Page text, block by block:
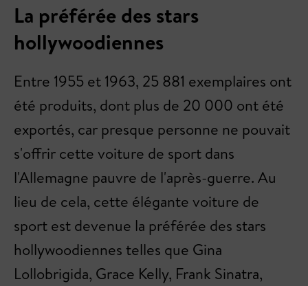
La préférée des stars
hollywoodiennes
Entre 1955 et 1963, 25 881 exemplaires ont
été produits, dont plus de 20 000 ont été
exportés, car presque personne ne pouvait
s'offrir cette voiture de sport dans
l'Allemagne pauvre de l'après-guerre. Au
lieu de cela, cette élégante voiture de
sport est devenue la préférée des stars
hollywoodiennes telles que Gina
Lollobrigida, Grace Kelly, Frank Sinatra,